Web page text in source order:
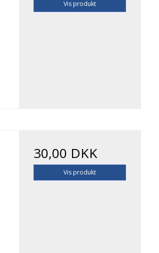
Vis produkt
30,00 DKK
Vis produkt